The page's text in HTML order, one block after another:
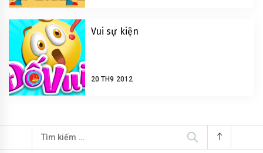
Vui sự kiện
20 TH9 2012
Tìm
kiếm